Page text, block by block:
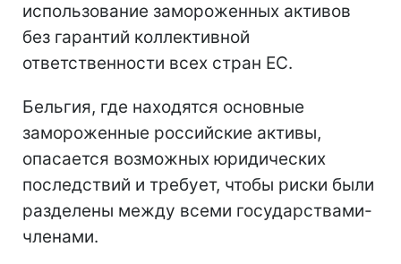
использование замороженных активов
без гарантий коллективной
ответственности всех стран ЕС.
Бельгия, где находятся основные
замороженные российские активы,
опасается возможных юридических
последствий и требует, чтобы риски были
разделены между всеми государствами-
членами.